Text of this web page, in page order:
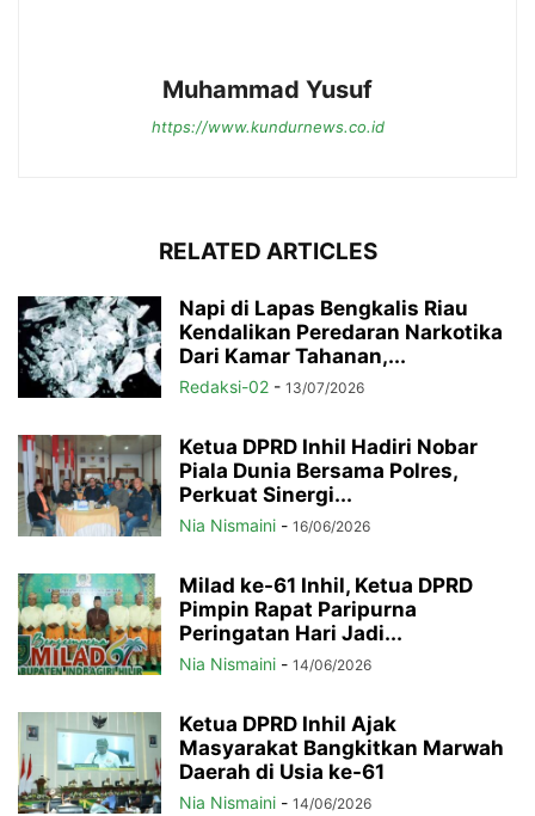
Muhammad Yusuf
https://www.kundurnews.co.id
RELATED ARTICLES
Napi di Lapas Bengkalis Riau
Kendalikan Peredaran Narkotika
Dari Kamar Tahanan,...
Redaksi-02 - 13/07/2026
Ketua DPRD Inhil Hadiri Nobar
Piala Dunia Bersama Polres,
Perkuat Sinergi...
Nia Nismaini - 16/06/2026
Milad ke-61 Inhil, Ketua DPRD
Pimpin Rapat Paripurna
Peringatan Hari Jadi...
Nia Nismaini - 14/06/2026
Ketua DPRD Inhil Ajak
Masyarakat Bangkitkan Marwah
Daerah di Usia ke-61
Nia Nismaini - 14/06/2026